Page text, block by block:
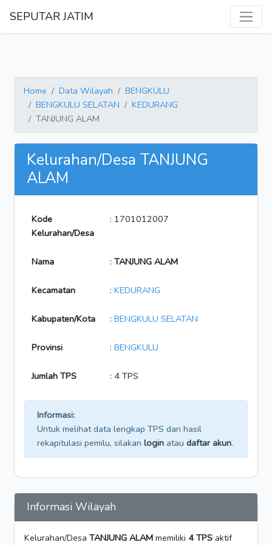
SEPUTAR JATIM
Home Data Wilayah
BENGKULU
BENGKULU SELATAN
KEDURANG
TANJUNG ALAM
Kelurahan/Desa TANJUNG
ALAM
Kode
Kelurahan/Desa
: 1701012007
Nama : TANJUNG ALAM
Kecamatan : KEDURANG
Kabupaten/Kota : BENGKULU SELATAN
Provinsi : BENGKULU
Jumlah TPS : 4 TPS
Informasi:
Untuk melihat data lengkap TPS dan hasil
rekapitulasi pemilu, silakan login atau daftar akun.
Informasi Wilayah
Kelurahan/Desa TANJUNG ALAM memiliki 4 TPS aktif